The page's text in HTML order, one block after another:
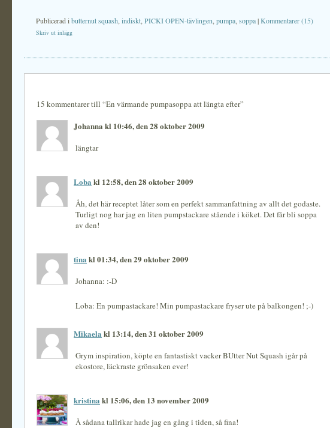
Publicerad ibutternut squash indiskt PICKI OPEN-tävlingen pumpa soppa|Kommentarer (15)
Skriv ut inlägg
15 kommentarer till “En värmande pumpasoppa att längta efter”
Johanna kl 10:46, den 28 oktober 2009
längtar
Loba kl 12:58, den 28 oktober 2009
Åh, det här receptet låter som en perfekt sammanfattning av allt det godaste.
Turligt nog har jag en liten pumpstackare stående i köket. Det får bli soppa
av den!
tina kl 01:34, den 29 oktober 2009
Johanna: :-D
Loba: En pumpastackare! Min pumpastackare fryser ute på balkongen! ;-)
Mikaela kl 13:14, den 31 oktober 2009
Grym inspiration, köpte en fantastiskt vacker BUtter Nut Squash igår på
ekostore, läckraste grönsaken ever!
kristina kl 15:06, den 13 november 2009
Å sådana tallrikar hade jag en gång i tiden, så fina!